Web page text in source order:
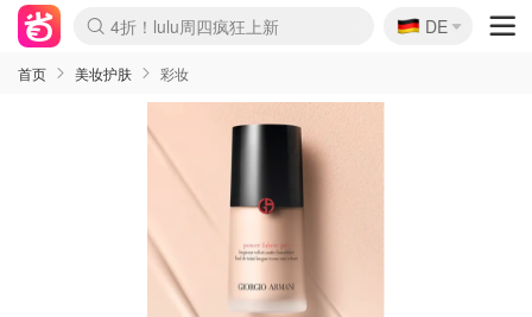
Boticinal 夏促开抢！
4折！lulu周四疯狂上新
还没结束！&OtherStories大促
Joybuy变相75折 随时失效
速领！Stanley独家85折
疑似霸哥！Camper额外叠85折
Zalando 奥莱闪促！每日更新
Moncler反季囤！5折起+叠9折
Coach Brooklyn仅€192
🇩🇪
DE
首页 美妆护肤 彩妆